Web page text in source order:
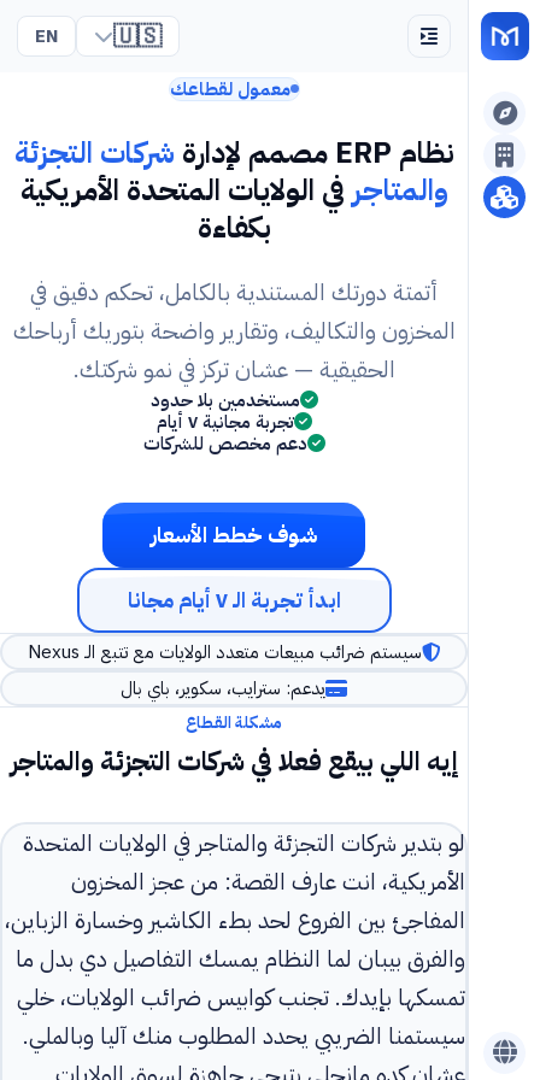
🇺🇸
EN
معمول لقطاعك
نظام ERP مصمم لإدارة
شركات التجزئة
والمتاجر في الولايات المتحدة الأمريكية
بكفاءة
أتمتة دورتك المستندية بالكامل، تحكم دقيق في
المخزون والتكاليف، وتقارير واضحة بتوريك أرباحك
الحقيقية — عشان تركز في نمو شركتك.
مستخدمين بلا حدود
تجربة مجانية ٧ أيام
دعم مخصص للشركات
شوف خطط الأسعار
ابدأ تجربة الـ ٧ أيام مجانا
سيستم ضرائب مبيعات متعدد الولايات مع تتبع الـ Nexus
يدعم: سترايب، سكوير، باي بال
مشكلة القطاع
إيه اللي بيقع فعلا في شركات التجزئة والمتاجر
لو بتدير شركات التجزئة والمتاجر في الولايات المتحدة
الأمريكية، انت عارف القصة: من عجز المخزون
المفاجئ بين الفروع لحد بطء الكاشير وخسارة الزباين،
والفرق بيبان لما النظام يمسك التفاصيل دي بدل ما
تمسكها بإيدك. تجنب كوابيس ضرائب الولايات، خلي
سيستمنا الضريبي يحدد المطلوب منك آليا وبالملي.